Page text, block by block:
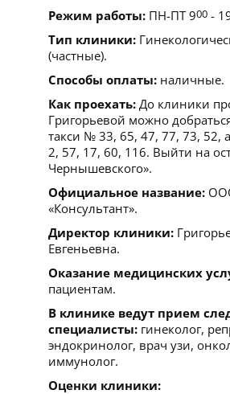
Режим работы: ПН-ПТ 900 -
Тип клиники:
(частные).
Способы оплаты: наличные.
Как проехать: До клиники
Григорьевой можно
такси № 33, 65, 47, 77, 73, 52,
2, 57, 17, 60, 116. Выйти на
Чернышевского».
Официальное название:
«Консультант».
Директор клиники:
Евгеньевна.
Оказание медицинских
пациентам.
В клинике ведут прием
специалисты: гинеколог,
эндокринолог, врач узи,
иммунолог.
Оценки клиники: